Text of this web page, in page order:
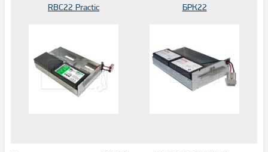
RBC22 Practic БРК22